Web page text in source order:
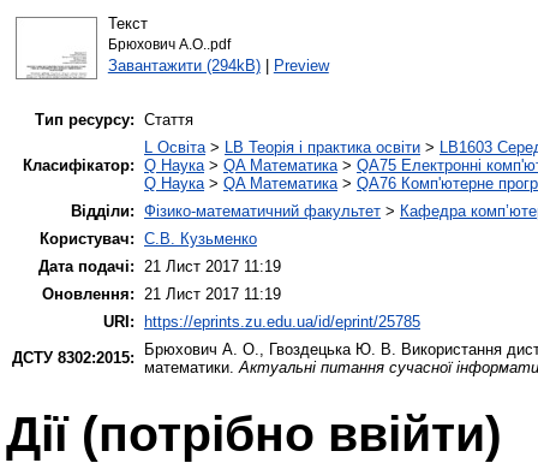
Текст
Брюхович А.О..pdf
Завантажити (294kB)| Preview
Тип ресурсу: Стаття
Класифікатор:
L Освіта> LB Теорія і практика освіти > LB1603
Q Наука> QA Математика> QA75 Електронні
Q Наука> QA Математика> QA76 Комп'ютерне
Відділи: Фізико-математичний факультет > Кафедра
Користувач: С.В. Кузьменко
Дата подачі: 21 Лист 2017 11:19
Оновлення: 21 Лист 2017 11:19
URI:
https://eprints.zu.edu.ua/id/eprint/25785
ДСТУ 8302:2015:
Брюхович А. О., Гвоздецька Ю. В. Використання
математики.Актуальні питання сучасної
Дії ​​(потрібно ввійти)